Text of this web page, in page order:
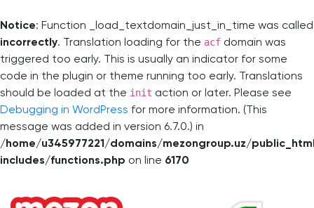
Notice: Function _load_textdomain_just_in_time was called
incorrectly. Translation loading for the acf domain was
triggered too early. This is usually an indicator for some
code in the plugin or theme running too early. Translations
should be loaded at the init action or later. Please see
Debugging in WordPress for more information. (This
message was added in version 6.7.0.) in
/home/u345977221/domains/mezongroup.uz/
includes/functions.php on line 6170